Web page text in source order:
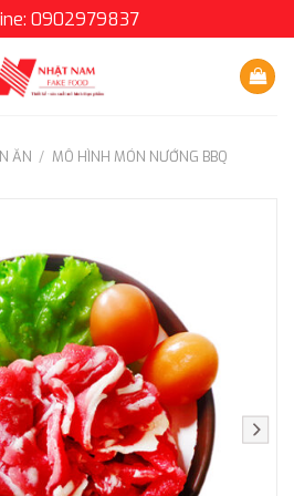
0902979837
ĂN / MÔ HÌNH MÓN NƯỚNG BBQ